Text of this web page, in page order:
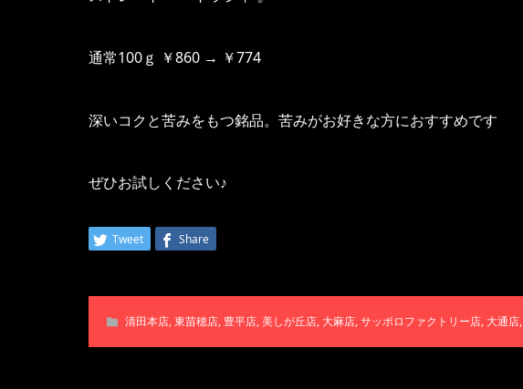
通常100ｇ ￥860 → ￥774
深いコクと苦みをもつ銘品。苦みがお好きな方におすすめです
ぜひお試しください♪
Tweet Share
清田本店,東苗穂店, 豊平店,美しが丘店, 大麻店,サッポロファクトリー店, 大通店,